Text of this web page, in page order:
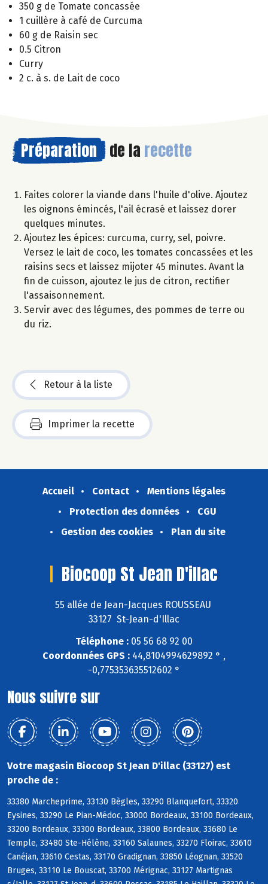
350 g de Tomate concassée
1 cuillère à café de Curcuma
60 g de Raisin sec
0.5 Citron
Curry
2 c. à s. de Lait de coco
Préparation de la recette
Faites colorer la viande dans l'huile d'olive. Ajoutez
les oignons émincés, l'ail écrasé et laissez dorer
quelques minutes.
Ajoutez les épices: curcuma, curry, sel, poivre.
Versez le lait de coco, les tomates concassées et les
raisins secs et laissez mijoter 45 minutes. Avant la
fin de cuisson, ajoutez le jus de citron, rectifier
l'assaisonnement.
Servir avec des légumes, des pommes de terre ou
du riz.
Retour à la liste
Imprimer la recette
Accueil Contact
Mentions légales
Protection des données
CGU
Gestion des cookies
Plan du site
Biocoop St Jean D'illac
55 allée de Jean-Jacques ROUSSEAU
33127 St-Jean-d'Illac
Téléphone : 05 56 68 92 00
Coordonnées GPS : 44,8104994629892 ° ,
-0,775353635512602 °
Nous suivre sur
Votre magasin Biocoop St Jean D'illac (33127) est
proche de :
33380 Marcheprime, 33130 Bègles, 33290 Blanquefort, 33320
Eysines, 33290 Le Pian-Médoc, 33000 Bordeaux, 33100 Bordeaux,
33200 Bordeaux, 33300 Bordeaux, 33800 Bordeaux, 33680 Le
Temple, 33480 Ste-Hélène, 33160 Salaunes, 33270 Floirac, 33610
Canéjan, 33610 Cestas, 33170 Gradignan, 33850 Léognan, 33520
Bruges, 33110 Le Bouscat, 33700 Mérignac, 33127 Martignas